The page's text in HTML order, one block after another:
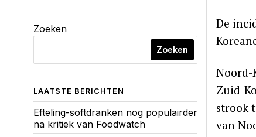
De
Noord-
Zuid-
strook
van
Zoeken
Zoeken
LAATSTE BERICHTEN
Efteling-softdranken nog populairder
na kritiek van Foodwatch